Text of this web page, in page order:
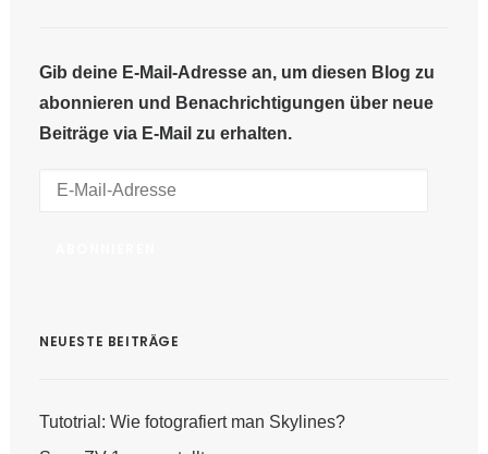
Gib deine E-Mail-Adresse an, um diesen Blog zu
abonnieren und Benachrichtigungen über neue
Beiträge via E-Mail zu erhalten.
NEUESTE BEITRÄGE
Tutotrial: Wie fotografiert man Skylines?